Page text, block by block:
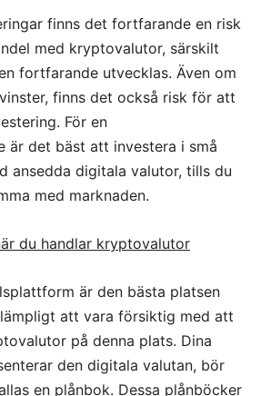
finns det fortfarande en risk
med kryptovalutor, särskilt
fortfarande utvecklas. Även om
finns det också risk för att
För en
är det bäst att investera i små
ansedda digitala valutor, tills du
med marknaden.
du handlar kryptovalutor
är den bästa platsen
att vara försiktig med att
på denna plats. Dina
den digitala valutan, bör
en plånbok. Dessa plånböcker